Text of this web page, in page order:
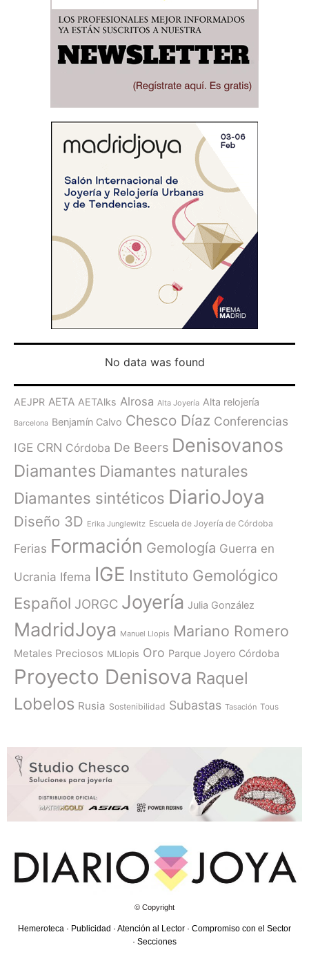
No data was found
AEJPR AETA AETAlks Alrosa Alta Joyería Alta relojería
Barcelona Benjamín Calvo Chesco Díaz Conferencias
IGE CRN Córdoba De Beers Denisovanos
Diamantes Diamantes naturales
Diamantes sintéticos DiarioJoya
Diseño 3D Erika Junglewitz Escuela de Joyería de Córdoba
Ferias Formación Gemología Guerra en
Ucrania Ifema IGE Instituto Gemológico
Español JORGC Joyería Julia González
MadridJoya Manuel Llopis Mariano Romero
Metales Preciosos MLlopis Oro Parque Joyero Córdoba
Proyecto Denisova Raquel
Lobelos Rusia Sostenibilidad Subastas Tasación Tous
© Copyright
Hemeroteca · Publicidad · Atención al Lector · Compromiso con el Sector
· Secciones